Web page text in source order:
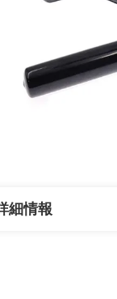
細情報